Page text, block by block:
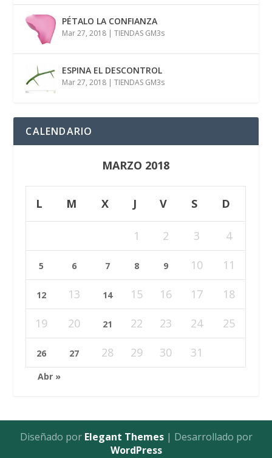
PÉTALO LA CONFIANZA
Mar 27, 2018 |TIENDAS GM3s
ESPINA EL DESCONTROL
Mar 27, 2018 |TIENDAS GM3s
CALENDARIO
MARZO 2018
L M X J V S D
1 2 3 4
5 6 7 8 9 10 11
12 13 14 15 16 17
18
19
20 21 22 23 24 25
26 27 28 29 30 31
Abr »
Diseñado por Elegant Themes| Desarrollado por
WordPress